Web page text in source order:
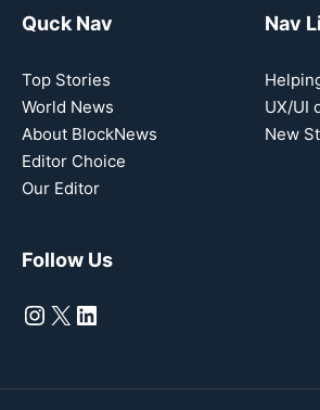
Quck Nav
Top Stories
World News
About BlockNews
Editor Choice
Our Editor
Nav
UX/UI
New
Follow Us
Instagram
X LinkedIn